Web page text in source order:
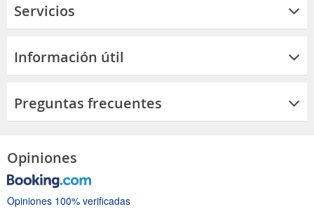
Servicios
Información útil
Preguntas frecuentes
Opiniones
Opiniones 100% verificadas